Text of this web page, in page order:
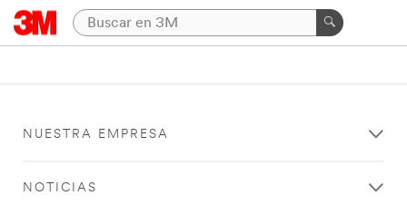
NUESTRA EMPRESA
NOTICIAS